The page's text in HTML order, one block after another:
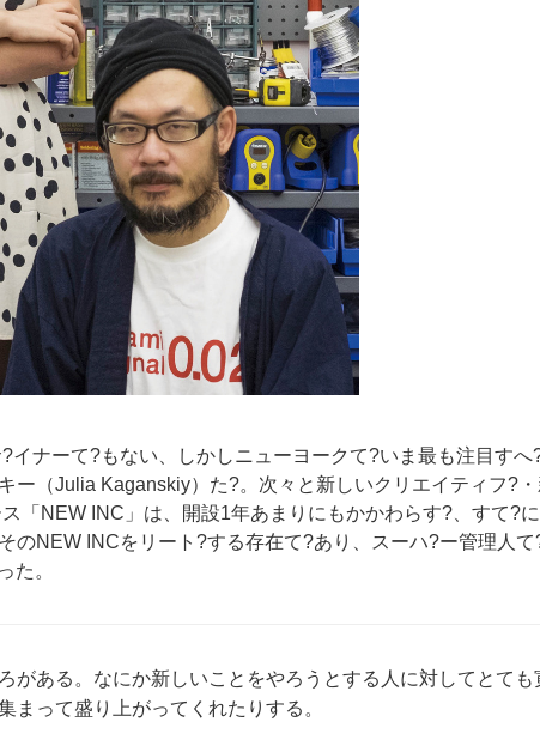
ナーて?もない、しかしニューヨークて?いま最も注目すへ
ー（Julia Kaganskiy）た?。次々と新しいクリエイティフ?
「NEW INC」は、開設1年あまりにもかかわらす?、すて?
のNEW INCをリート?する存在て?あり、スーハ?ー管理人て
た。
がある。なにか新しいことをやろうとする人に対してとても
まって盛り上がってくれたりする。